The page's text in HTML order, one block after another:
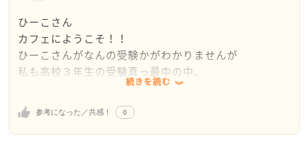
できれば市販のものでもいいですから、胃薬など手に
入れて不調の時に内服してみてはいかがでしょう。
勿論今の状況を知るために胃カメラを受けるのも一つ
の方法とは思いますが、それが必要か、おかかりの医
師に相談してみてください。
現状と上手に付き合いながら受験を乗り越えられると
すが、少しだけ視点を変えてみましょう。休むこと
は、逃げではなく、勉強の効率を上げる準備です。体
がしんどいまま机に向かうよりも、短時間でもリラッ
クスした心身で取り組んだ方がずっと力になります。
例えば、休憩時間に深呼吸をしたり、短い散歩をした
り、温かい飲み物でほっとする時間を作ること。お菓
子の代わりに消化に優しいスープやゼリーを選ぶの
ひーこさん
カフェにようこそ！！
ひーこさんがなんの受験かがわかりませんが
私も高校３年生の受験真っ最中の中、
同じ状態になりました・・・
そして、胃カメラはなかったのでレントゲンをとしま
した。
胃潰瘍手前と言われました。あと逆流性食道炎
続きを読む
参考になった／共感！ 0